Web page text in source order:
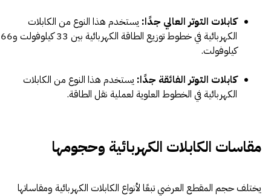
كابلات التوتر العالي جدًا: يستخدم هذا النوع من الكابلات
الكهربائية في خطوط توزيع الطاقة الكهربائية بين 33 كيلوفولت و66
كيلوفولت.
كابلات التوتر الفائقة جدًا: يستخدم هذا النوع من الكابلات
الكهربائية في الخطوط العلوية لعملية نقل الطاقة.
مقاسات الكابلات الكهربائية وحجومها
يختلف حجم المقطع العرضي تبعًا لأنواع الكابلات الكهربائية ومقاساتها